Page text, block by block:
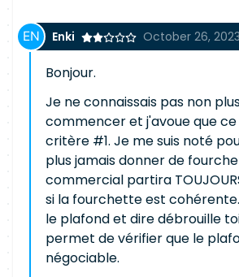
Enki October 26,
Bonjour.
Je ne connaissais pas non
commencer et j'avoue que
critère #1. Je me suis noté
plus jamais donner de
commercial partira
si la fourchette est
le plafond et dire débrouille
permet de vérifier que le
négociable.